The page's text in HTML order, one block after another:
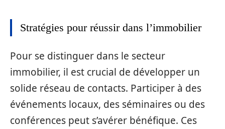
Stratégies pour réussir dans l’immobilier
Pour se distinguer dans le secteur
immobilier, il est crucial de développer un
solide réseau de contacts. Participer à des
événements locaux, des séminaires ou des
conférences peut s’avérer bénéfique. Ces